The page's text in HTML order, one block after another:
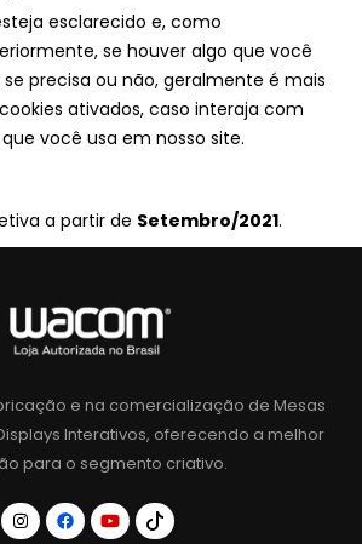
esclarecido e, como
se houver algo que você
precisa ou não, geralmente é mais
ativados, caso interaja com
você usa em nosso site.
a partir de Setembro/2021.
e na comercialização de Mesas
Interativos, oferecendo a melhor
para o segmento criativo.